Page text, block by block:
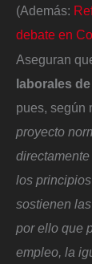
(Además:
debate en
Aseguran
laborales
pues, según
proyecto
los
sostienen
por ello que
empleo, la